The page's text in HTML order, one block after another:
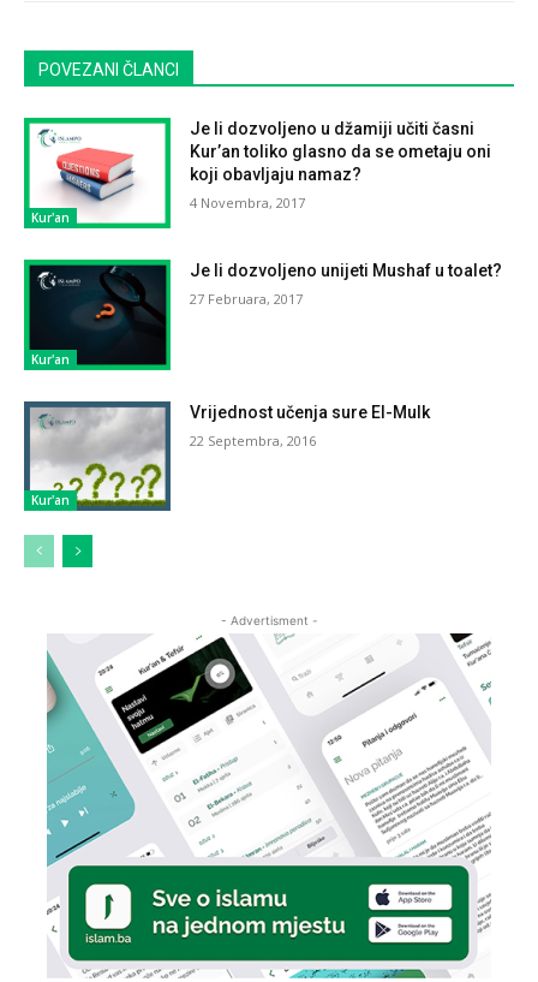
POVEZANI ČLANCI
Kur'an
Je li dozvoljeno u džamiji učiti časni
Kur’an toliko glasno da se ometaju oni
koji obavljaju namaz?
4 Novembra, 2017
Kur'an
Je li dozvoljeno unijeti Mushaf u toalet?
27 Februara, 2017
Kur'an
Vrijednost učenja sure El-Mulk
22 Septembra, 2016
- Advertisment -